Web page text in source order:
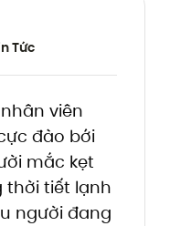
Tức
viên
đào bới
mắc kẹt
tiết lạnh
người đang